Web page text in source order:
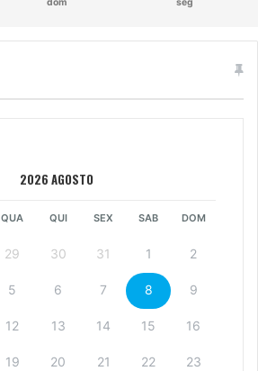
2026 AGOSTO
QUA QUI SEX SAB DOM
29 30 31 1 2
5 6 7 8 9
12 13 14 15 16
19 20 21 22 23